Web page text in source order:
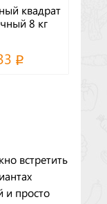
квадрат
8 кг
встретить
и просто